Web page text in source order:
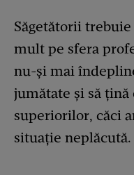
Săgetătorii
mult pe sfera
nu-și mai
jumătate și să
superiorilor, căci
situație neplăcută.